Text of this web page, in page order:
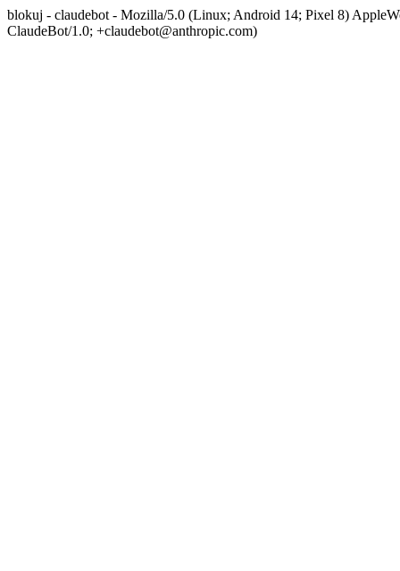
blokuj - claudebot - Mozilla/5.0 (Linux; Android 14; Pixel 8)
ClaudeBot/1.0; +claudebot@anthropic.com)